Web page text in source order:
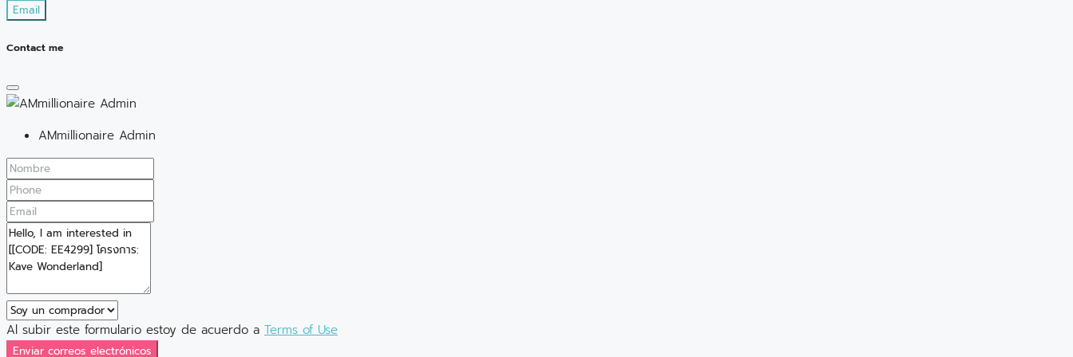
Email
Contact me
AMmillionaire Admin
Al subir este formulario estoy de acuerdo a Terms of Use
Enviar correos electrónicos